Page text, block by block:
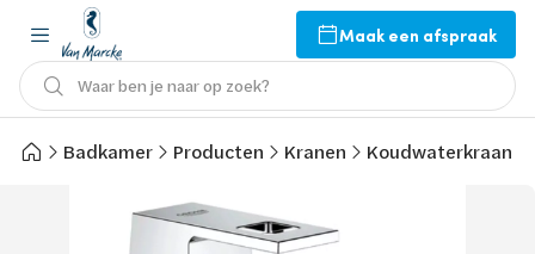
Maak een afspraak
Waar ben je naar op zoek?
Badkamer Producten Kranen Koudwaterkraan